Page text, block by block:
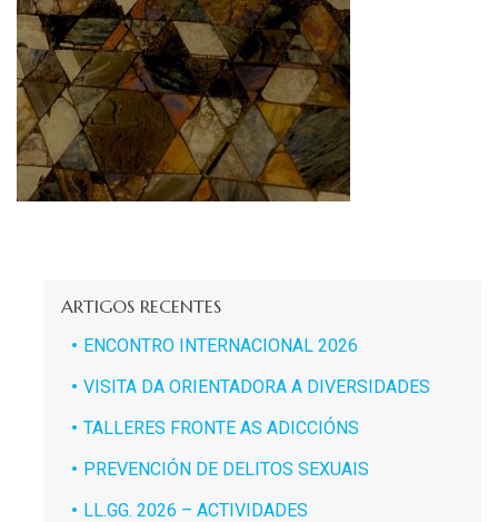
ARTIGOS RECENTES
ENCONTRO INTERNACIONAL 2026
VISITA DA ORIENTADORA A DIVERSIDADES
TALLERES FRONTE AS ADICCIÓNS
PREVENCIÓN DE DELITOS SEXUAIS
LL.GG. 2026 – ACTIVIDADES